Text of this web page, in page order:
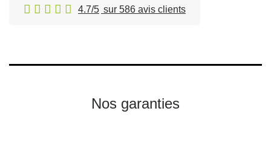
4.7/5 sur 586 avis clients
Nos garanties